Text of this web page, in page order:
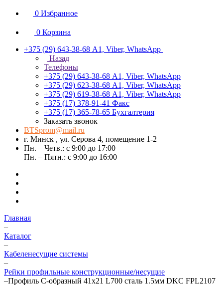
0 Избранное
0 Корзина
+375 (29) 643-38-68 А1, Viber, WhatsApp
Назад
Телефоны
+375 (29) 643-38-68 А1, Viber, WhatsApp
+375 (29) 623-38-68 А1, Viber, WhatsApp
+375 (29) 619-38-68 А1, Viber, WhatsApp
+375 (17) 378-91-41 Факс
+375 (17) 365-78-65 Бухгалтерия
Заказать звонок
BTSprom@mail.ru
г. Минск , ул. Серова 4, помещение 1-2
Пн. – Четв.: с 9:00 до 17:00
Пн. – Пятн.: с 9:00 до 16:00
Главная
–
Каталог
–
Кабеленесущие системы
–
Рейки профильные конструкционные/несущие
–Профиль С-образный 41х21 L700 сталь 1.5мм DKC FPL2107